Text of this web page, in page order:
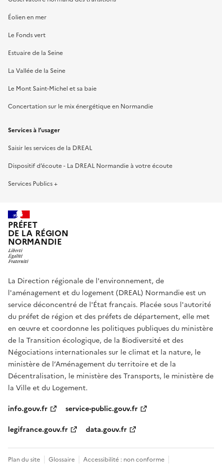
Éolien en mer
Le Fonds vert
Estuaire de la Seine
La Vallée de la Seine
Le Mont Saint-Michel et sa baie
Concertation sur le mix énergétique en Normandie
Services à l’usager
Saisir les services de la DREAL
Dispositif d’écoute - La DREAL Normandie à votre écoute
Services Publics +
PRÉFET
DE LA RÉGION
NORMANDIE
La Direction régionale de l'environnement, de
l'aménagement et du logement (DREAL) Normandie est un
service déconcentré de l'État français. Placée sous l'autorité
du préfet de région et des préfets de département, elle met
en œuvre et coordonne les politiques publiques du ministère
de la Transition écologique, de la Biodiversité et des
Négociations internationales sur le climat et la nature, le
ministère de l’Aménagement du territoire et de la
Décentralisation, le ministère des Transports, le ministère de
la Ville et du Logement.
info.gouv.fr
service-public.gouv.fr
legifrance.gouv.fr
data.gouv.fr
Plan du site Glossaire Accessibilité : non conforme